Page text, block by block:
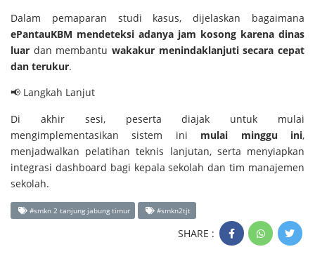
Dalam pemaparan studi kasus, dijelaskan bagaimana
ePantauKBM mendeteksi adanya jam kosong karena dinas
luar dan membantu wakakur menindaklanjuti secara cepat
dan terukur.
📢 Langkah Lanjut
Di akhir sesi, peserta diajak untuk mulai
mengimplementasikan sistem ini mulai minggu ini,
menjadwalkan pelatihan teknis lanjutan, serta menyiapkan
integrasi dashboard bagi kepala sekolah dan tim manajemen
sekolah.
#smkn 2 tanjung jabung timur #smkn2tjt
SHARE :